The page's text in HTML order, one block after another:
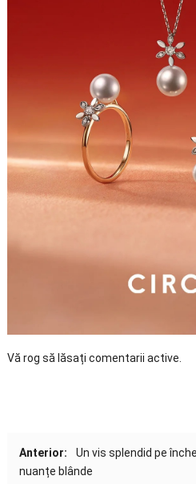
Vă rog să lăsați comentarii active.
Anterior:
Un vis splendid pe
nuanțe blânde